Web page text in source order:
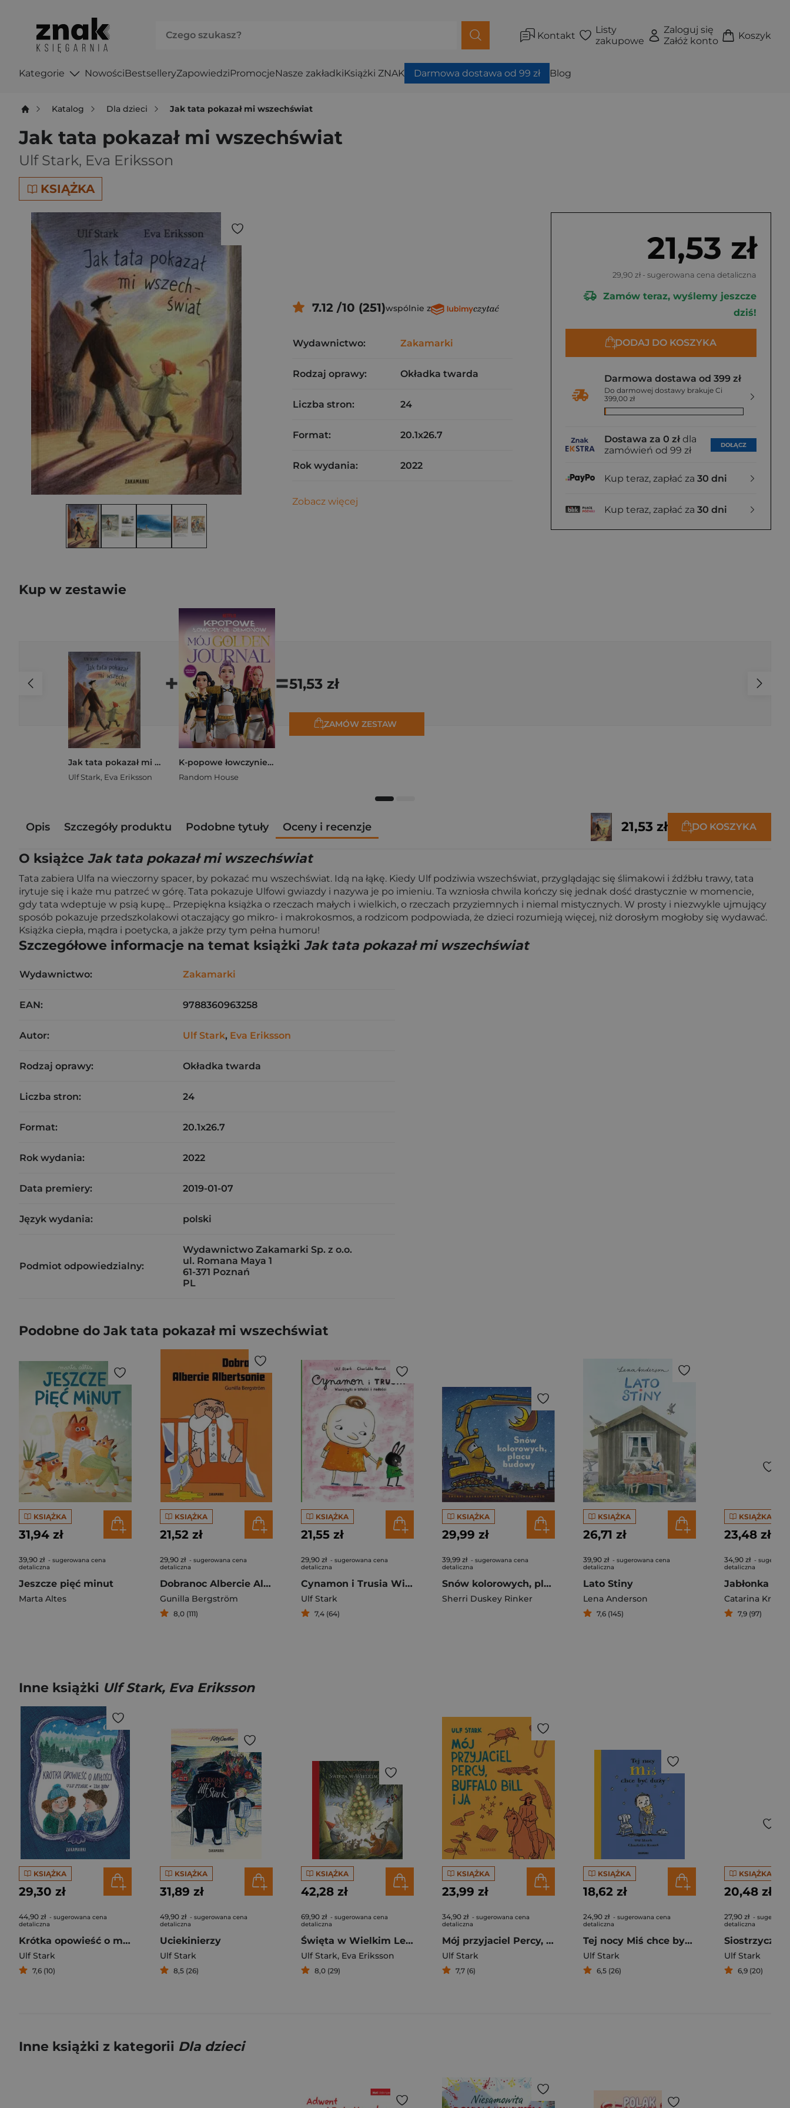
Kontakt
Listy
zakupowe
Zaloguj się
Załóż konto
Koszyk
Kategorie NowościBestselleryZapowiedziPromocjeNasze zakładkiKsiążki ZNAK Darmowa dostawa od 99 zł Blog
Katalog Dla dzieci Jak tata pokazał mi wszechświat
Jak tata pokazał mi wszechświat
Ulf Stark, Eva Eriksson
KSIĄŻKA
21,53 zł
29,90 zł - sugerowana cena detaliczna
Zamów teraz, wyślemy jeszcze
dziś!
DODAJ DO KOSZYKA
Darmowa dostawa od 399 zł
Do darmowej dostawy brakuje Ci
399,00 zł
Dostawa za 0 zł dla
zamówień od 99 zł
DOŁĄCZ
Kup teraz, zapłać za 30 dni
Kup teraz, zapłać za 30 dni
7.12 /10 (251)wspólnie z
Wydawnictwo: Zakamarki
Rodzaj oprawy: Okładka twarda
Liczba stron: 24
Format: 20.1x26.7
Rok wydania: 2022
Zobacz więcej
Kup w zestawie
Jak tata pokazał mi wszechświat
Ulf Stark, Eva Eriksson
+
K-popowe łowczynie demonów. Mój golden journal. Oficjalny dziennik
Random House
=51,53 zł
ZAMÓW ZESTAW
Opis Szczegóły produktu Podobne tytuły Oceny i recenzje 21,53 zł DO KOSZYKA
O książce Jak tata pokazał mi wszechświat
Tata zabiera Ulfa na wieczorny spacer, by pokazać mu wszechświat. Idą na łąkę. Kiedy Ulf podziwia wszechświat, przyglądając się ślimakowi i źdźbłu trawy, tata
irytuje się i każe mu patrzeć w górę. Tata pokazuje Ulfowi gwiazdy i nazywa je po imieniu. Ta wzniosła chwila kończy się jednak dość drastycznie w momencie,
gdy tata wdeptuje w psią kupę... Przepiękna książka o rzeczach małych i wielkich, o rzeczach przyziemnych i niemal mistycznych. W prosty i niezwykle ujmujący
sposób pokazuje przedszkolakowi otaczający go mikro- i makrokosmos, a rodzicom podpowiada, że dzieci rozumieją więcej, niż dorosłym mogłoby się wydawać.
Książka ciepła, mądra i poetycka, a jakże przy tym pełna humoru!
Szczegółowe informacje na temat książki Jak tata pokazał mi wszechświat
Wydawnictwo: Zakamarki
EAN: 9788360963258
Autor: Ulf Stark, Eva Eriksson
Rodzaj oprawy: Okładka twarda
Liczba stron: 24
Format: 20.1x26.7
Rok wydania: 2022
Data premiery: 2019-01-07
Język wydania: polski
Podmiot odpowiedzialny:
Wydawnictwo Zakamarki Sp. z o.o.
ul. Romana Maya 1
61-371 Poznań
PL
Podobne do Jak tata pokazał mi wszechświat
KSIĄŻKA
31,94 zł
39,90 zł - sugerowana cena
detaliczna
Jeszcze pięć minut
Marta Altes
KSIĄŻKA
21,52 zł
29,90 zł - sugerowana cena
detaliczna
Dobranoc Albercie Albertsonie
Gunilla Bergström
8,0 (111)
KSIĄŻKA
21,55 zł
29,90 zł - sugerowana cena
detaliczna
Cynamon i Trusia Wierszyki o złości i radości
Ulf Stark
7,4 (64)
KSIĄŻKA
29,99 zł
39,99 zł - sugerowana cena
detaliczna
Snów kolorowych, placu budowy
Sherri Duskey Rinker
KSIĄŻKA
26,71 zł
39,90 zł - sugerowana cena
detaliczna
Lato Stiny
Lena Anderson
7,6 (145)
KSIĄŻKA
23,48 zł
34,90 zł -
detaliczna
Jabłonka Eli
Catarina
7,9 (97)
Inne książki Ulf Stark, Eva Eriksson
KSIĄŻKA
29,30 zł
44,90 zł - sugerowana cena
detaliczna
Krótka opowieść o miłości
Ulf Stark
7,6 (10)
KSIĄŻKA
31,89 zł
49,90 zł - sugerowana cena
detaliczna
Uciekinierzy
Ulf Stark
8,5 (26)
KSIĄŻKA
42,28 zł
69,90 zł - sugerowana cena
detaliczna
Święta w Wielkim Lesie
Ulf Stark, Eva Eriksson
8,0 (29)
KSIĄŻKA
23,99 zł
34,90 zł - sugerowana cena
detaliczna
Mój przyjaciel Percy, Buffalo Bill i ja
Ulf Stark
7,7 (6)
KSIĄŻKA
18,62 zł
24,90 zł - sugerowana cena
detaliczna
Tej nocy Miś chce być duży
Ulf Stark
6,5 (26)
KSIĄŻKA
20,48 zł
27,90 zł -
detaliczna
Siostrzyczka
Ulf Stark
6,9 (20)
Inne książki z kategorii Dla dzieci